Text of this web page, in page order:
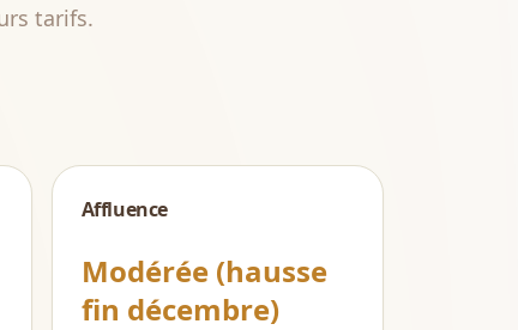
tarifs.
Affluence
Modérée (hausse
fin décembre)